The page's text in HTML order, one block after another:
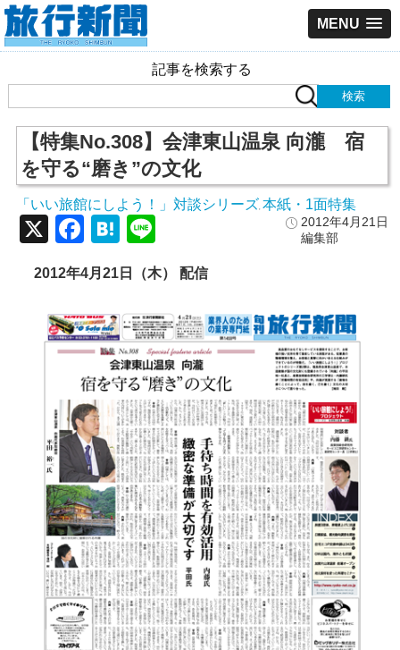
MENU
記事を検索する
【特集No.308】会津東山温泉 向瀧 宿
を守る“磨き”の文化
「いい旅館にしよう！」対談シリーズ 本紙・1面特集
2012年4月21日
編集部
X Facebook
Hatena
2012年4月21日（木） 配信